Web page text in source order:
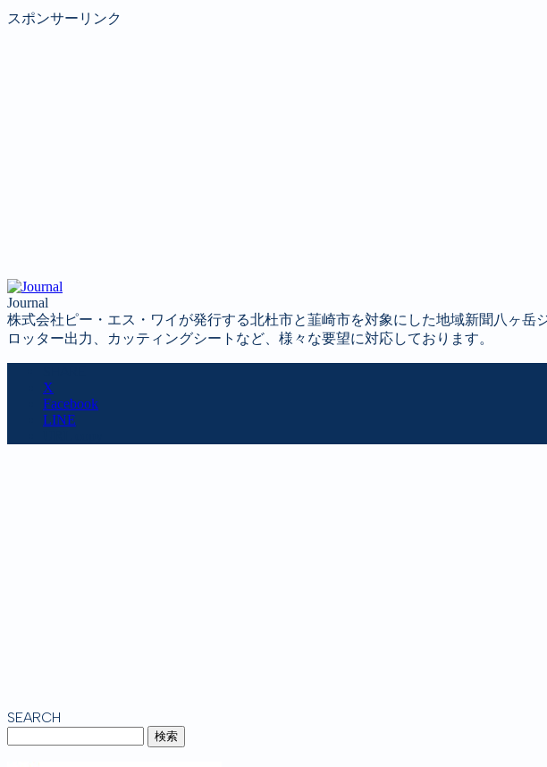
スポンサーリンク
Journal
株式会社ピー・エス・ワイが発行する北杜市と韮崎市を対象にした地域新聞八ヶ
ロッター出力、カッティングシートなど、様々な要望に対応しております。
X
Facebook
LINE
SEARCH